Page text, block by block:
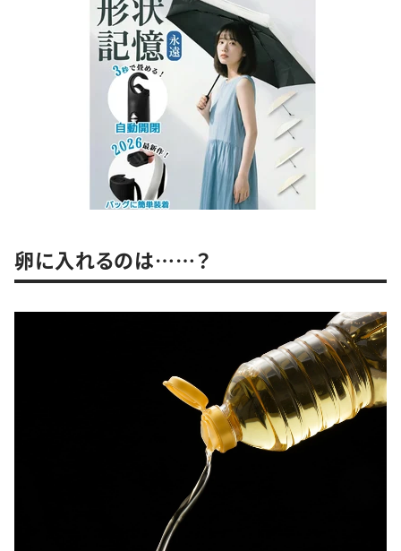
卵に入れるのは……？